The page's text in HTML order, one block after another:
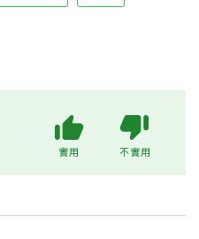
實用 不實用